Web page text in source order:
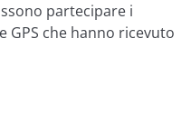
partecipare i
GPS che hanno ricevuto